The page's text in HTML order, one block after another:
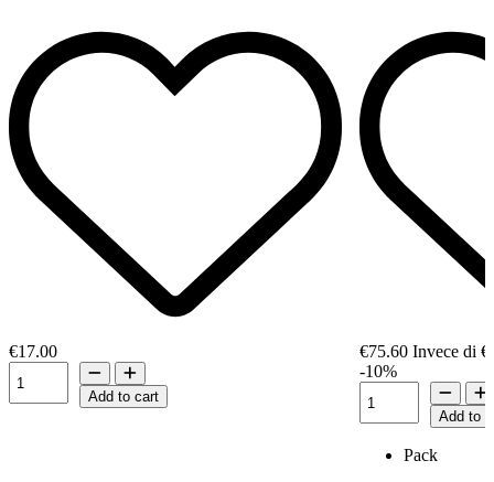
€17.00
Add to cart
€75.60 Invece di
-10%
Add to
Pack